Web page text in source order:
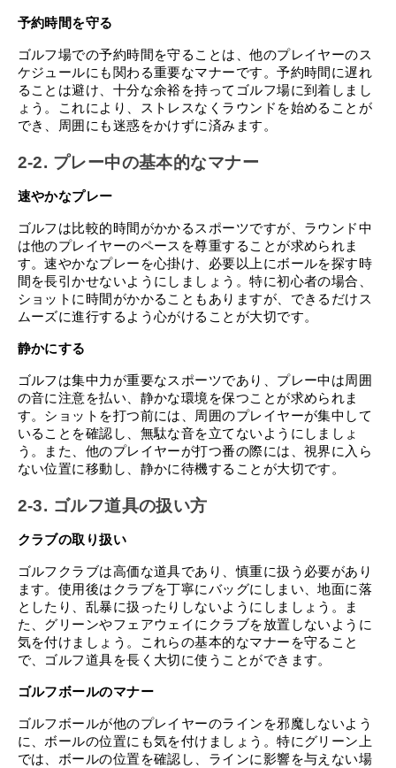
予約時間を守る
ゴルフ場での予約時間を守ることは、他のプレイヤーのス
ケジュールにも関わる重要なマナーです。予約時間に遅れ
ることは避け、十分な余裕を持ってゴルフ場に到着しまし
ょう。これにより、ストレスなくラウンドを始めることが
でき、周囲にも迷惑をかけずに済みます。
2-2. プレー中の基本的なマナー
速やかなプレー
ゴルフは比較的時間がかかるスポーツですが、ラウンド中
は他のプレイヤーのペースを尊重することが求められま
す。速やかなプレーを心掛け、必要以上にボールを探す時
間を長引かせないようにしましょう。特に初心者の場合、
ショットに時間がかかることもありますが、できるだけス
ムーズに進行するよう心がけることが大切です。
静かにする
ゴルフは集中力が重要なスポーツであり、プレー中は周囲
の音に注意を払い、静かな環境を保つことが求められま
す。ショットを打つ前には、周囲のプレイヤーが集中して
いることを確認し、無駄な音を立てないようにしましょ
う。また、他のプレイヤーが打つ番の際には、視界に入ら
ない位置に移動し、静かに待機することが大切です。
2-3. ゴルフ道具の扱い方
クラブの取り扱い
ゴルフクラブは高価な道具であり、慎重に扱う必要があり
ます。使用後はクラブを丁寧にバッグにしまい、地面に落
としたり、乱暴に扱ったりしないようにしましょう。ま
た、グリーンやフェアウェイにクラブを放置しないように
気を付けましょう。これらの基本的なマナーを守ること
で、ゴルフ道具を長く大切に使うことができます。
ゴルフボールのマナー
ゴルフボールが他のプレイヤーのラインを邪魔しないよう
に、ボールの位置にも気を付けましょう。特にグリーン上
では、ボールの位置を確認し、ラインに影響を与えない場